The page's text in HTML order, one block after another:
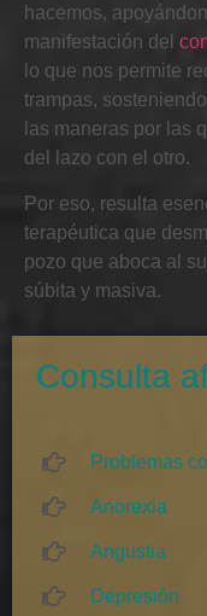
hacemos,
manifestación del
lo que nos permite
trampas,
las maneras por las
del lazo con el otro.
Por eso, resulta
terapéutica que
pozo que aboca al
súbita y masiva.
Consulta
Problemas
Anorexia
Angustia
Depresión